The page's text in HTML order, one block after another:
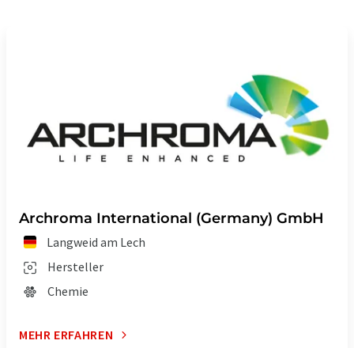
Archroma International (Germany) GmbH
Langweid am Lech
Hersteller
Chemie
MEHR ERFAHREN